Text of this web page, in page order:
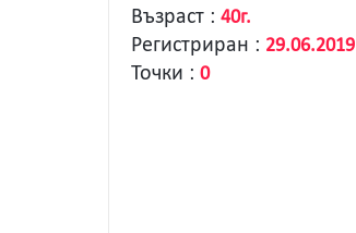
Възраст : 40г.
Регистриран : 29.06.2019
Точки : 0